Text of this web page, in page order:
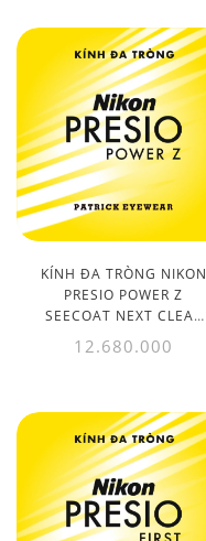
KÍNH ĐA TRÒNG NIKON
PRESIO POWER Z
SEECOAT NEXT CLEAR
1.50
12.680.000